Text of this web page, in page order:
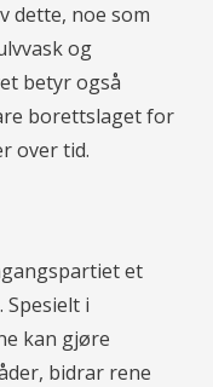
dette, noe som
og
betyr også
borettslaget for
over tid.
et
i
kan gjøre
bidrar rene